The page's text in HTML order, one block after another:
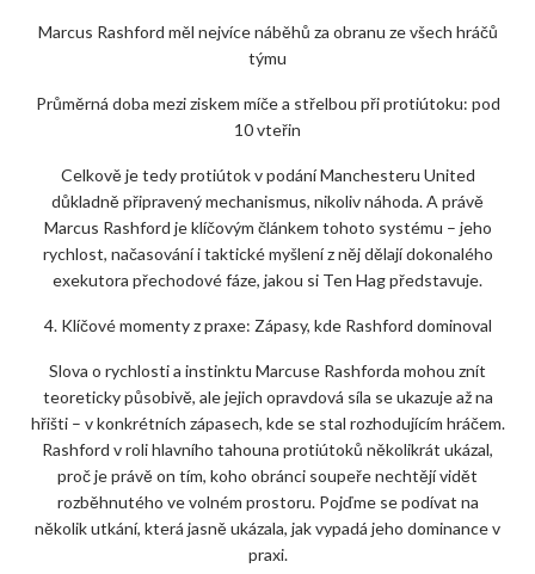
Marcus Rashford měl nejvíce náběhů za obranu ze všech hráčů
týmu
Průměrná doba mezi ziskem míče a střelbou při protiútoku: pod
10 vteřin
Celkově je tedy protiútok v podání Manchesteru United
důkladně připravený mechanismus, nikoliv náhoda. A právě
Marcus Rashford je klíčovým článkem tohoto systému – jeho
rychlost, načasování i taktické myšlení z něj dělají dokonalého
exekutora přechodové fáze, jakou si Ten Hag představuje.
4. Klíčové momenty z praxe: Zápasy, kde Rashford dominoval
Slova o rychlosti a instinktu Marcuse Rashforda mohou znít
teoreticky působivě, ale jejich opravdová síla se ukazuje až na
hřišti – v konkrétních zápasech, kde se stal rozhodujícím hráčem.
Rashford v roli hlavního tahouna protiútoků několikrát ukázal,
proč je právě on tím, koho obránci soupeře nechtějí vidět
rozběhnutého ve volném prostoru. Pojďme se podívat na
několik utkání, která jasně ukázala, jak vypadá jeho dominance v
praxi.